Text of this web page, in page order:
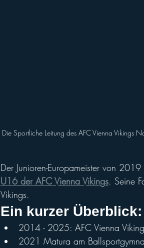
Die Sportliche Leitung des AFC Vienna
Der Junioren-Europameister von
U16 der AFC Vienna Vikings. Seine
Vikings.
Ein kurzer Überblick:
2014 - 2025: AFC Vienna
2021 Matura am